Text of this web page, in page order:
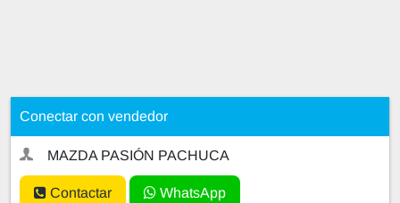
Conectar con vendedor
MAZDA PASIÓN PACHUCA
Contactar WhatsApp